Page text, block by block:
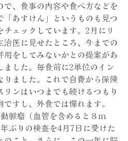
で、食事の内容や食べ方などを
あすけん」というものも見つ
ェックしています。2月にリ
医に見せたところ、今までの
をしてみないかとの提案があ
ました。毎食前に2単位のイン
ました。これで自費から保険
ンはいつまでも続けるつもり
すし、外食では憚れます。
脈瘤（血管を含めると８ｍ
ぶりの検査を4月7日に受けた